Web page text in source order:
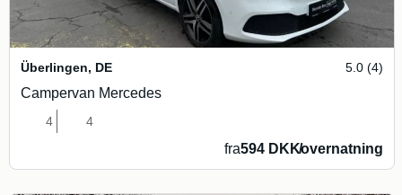
Überlingen, DE 5.0 (4)
Campervan Mercedes
4 4
fra594 DKK/overnatning